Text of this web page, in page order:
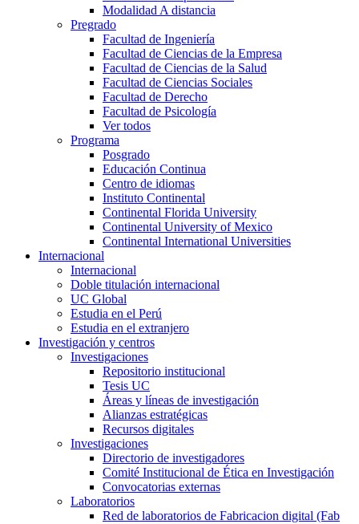
Modalidad A distancia
Pregrado
Facultad de Ingeniería
Facultad de Ciencias de la Empresa
Facultad de Ciencias de la Salud
Facultad de Ciencias Sociales
Facultad de Derecho
Facultad de Psicología
Ver todos
Programa
Posgrado
Educación Continua
Centro de idiomas
Instituto Continental
Continental Florida University
Continental University of Mexico
Continental International Universities
Internacional
Internacional
Doble titulación internacional
UC Global
Estudia en el Perú
Estudia en el extranjero
Investigación y centros
Investigaciones
Repositorio institucional
Tesis UC
Áreas y líneas de investigación
Alianzas estratégicas
Recursos digitales
Investigaciones
Directorio de investigadores
Comité Institucional de Ética en Investigación
Convocatorias externas
Laboratorios
Red de laboratorios de Fabricacion digital (Fab